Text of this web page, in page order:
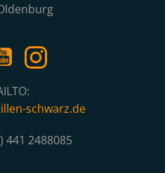
schwarz.de
441 2488085